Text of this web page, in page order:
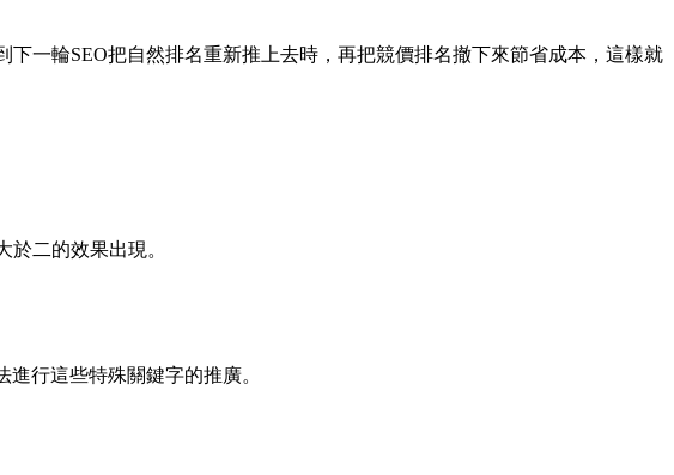
一輪SEO把自然排名重新推上去時，再把競價排名撤下來節省成本，這樣就
二的效果出現。
行這些特殊關鍵字的推廣。